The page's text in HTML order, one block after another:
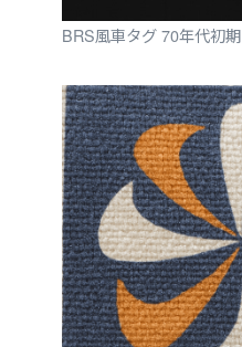
BRS風車タグ 70年代初期